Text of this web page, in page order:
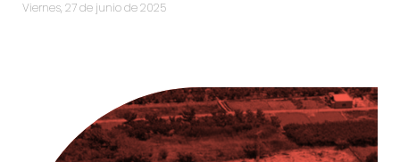
viernes, 27 de junio de 2025